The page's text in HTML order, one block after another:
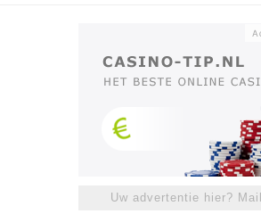
Uw advertentie hier?